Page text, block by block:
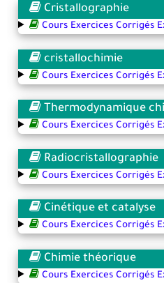
Cristallographie
Cours Exercices Corrigés
cristallochimie
Cours Exercices Corrigés
Thermodynamique
Cours Exercices Corrigés
Radiocristallographie
Cours Exercices Corrigés
Cinétique et catalyse
Cours Exercices Corrigés
Chimie théorique
Cours Exercices Corrigés